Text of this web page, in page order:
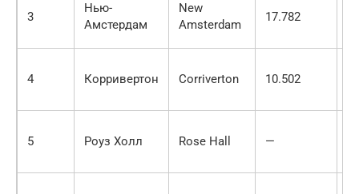
3
Нью-
Амстердам
New
Amsterdam
17.782
4 Корривертон Corriverton 10.502
5 Роуз Холл Rose Hall —